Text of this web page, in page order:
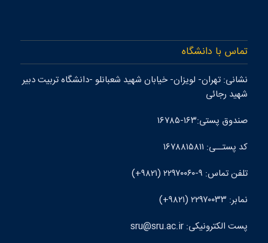
تماس با دانشگاه
نشانی: تهران- لويزان- خيابان شهيد شعبانلو -دانشگاه تربيت دبير
شهيد رجائی
صندوق پستی:۱۶۳-۱۶۷۸۵
کد پستــی: ۱۶۷۸۸۱۵۸۱۱
تلفن تماس: ۹-۲۲۹۷۰۰۶۰ (۹۸۲۱+)
نمابر: ۲۲۹۷۰۰۳۳ (۹۸۲۱+)
پست الکترونيکی: sru@sru.ac.ir